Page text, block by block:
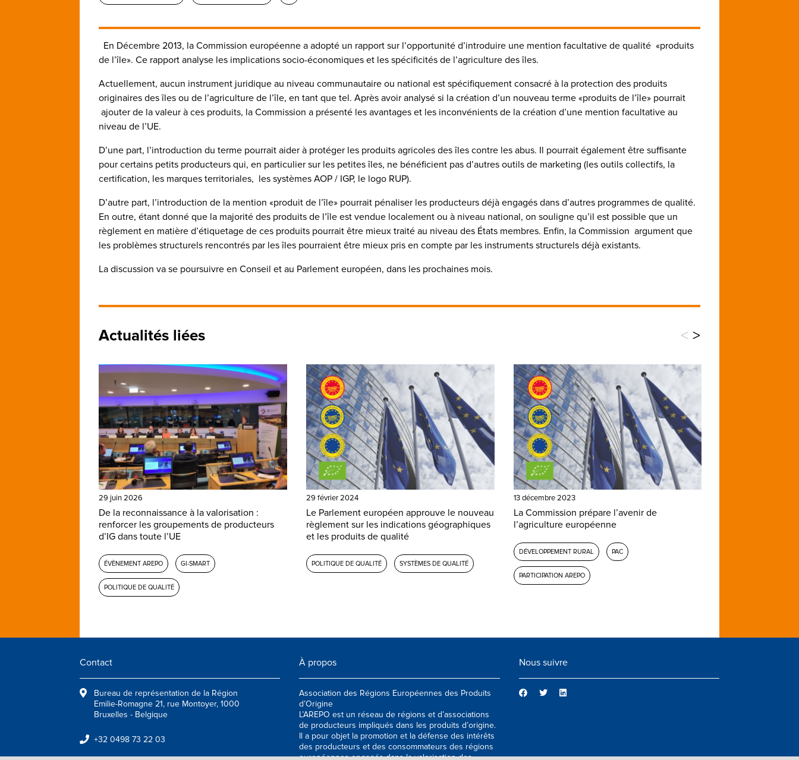
En Décembre 2013, la Commission européenne a adopté un rapport sur l’opportunité d’introduire une mention facultative de qualité «produits
de l’île». Ce rapport analyse les implications socio-économiques et les spécificités de l’agriculture des îles.
Actuellement, aucun instrument juridique au niveau communautaire ou national est spécifiquement consacré à la protection des produits
originaires des îles ou de l’agriculture de l’île, en tant que tel. Après avoir analysé si la création d’un nouveau terme «produits de l’île» pourrait
ajouter de la valeur à ces produits, la Commission a présenté les avantages et les inconvénients de la création d’une mention facultative au
niveau de l’UE.
D’une part, l’introduction du terme pourrait aider à protéger les produits agricoles des îles contre les abus. Il pourrait également être suffisante
pour certains petits producteurs qui, en particulier sur les petites îles, ne bénéficient pas d’autres outils de marketing (les outils collectifs, la
certification, les marques territoriales, les systèmes AOP / IGP, le logo RUP).
D’autre part, l’introduction de la mention «produit de l’île» pourrait pénaliser les producteurs déjà engagés dans d’autres programmes de qualité.
En outre, étant donné que la majorité des produits de l’île est vendue localement ou à niveau national, on souligne qu’il est possible que un
règlement en matière d’étiquetage de ces produits pourrait être mieux traité au niveau des États membres. Enfin, la Commission argument que
les problèmes structurels rencontrés par les îles pourraient être mieux pris en compte par les instruments structurels déjà existants.
La discussion va se poursuivre en Conseil et au Parlement européen, dans les prochaines mois.
Actualités liées < >
29 juin 2026
De la reconnaissance à la valorisation :
renforcer les groupements de producteurs
d’IG dans toute l’UE
ÉVÈNEMENT AREPO GI-SMART
POLITIQUE DE QUALITÉ
29 février 2024
Le Parlement européen approuve le nouveau
règlement sur les indications géographiques
et les produits de qualité
POLITIQUE DE QUALITÉ SYSTÈMES DE QUALITÉ
13 décembre 2023
La Commission prépare l’avenir de
l’agriculture européenne
DÉVELOPPEMENT RURAL PAC
PARTICIPATION AREPO
Contact
Bureau de représentation de la Région
Emilie-Romagne 21, rue Montoyer, 1000
Bruxelles - Belgique
+32 0498 73 22 03
À propos
Association des Régions Européennes des Produits
d’Origine
L’AREPO est un réseau de régions et d’associations
de producteurs impliqués dans les produits d’origine.
Il a pour objet la promotion et la défense des intérêts
des producteurs et des consommateurs des régions
européennes engagés dans la valorisation des
Nous suivre